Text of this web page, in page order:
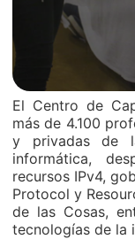
El Centro de
más de 4.100
y privadas de
informática,
recursos IPv4,
Protocol y
de las Cosas,
tecnologías de la